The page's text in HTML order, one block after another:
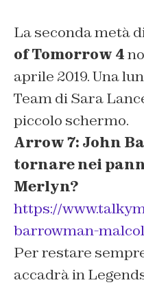
La seconda metà
of Tomorrow 4
aprile 2019. Una
Team di Sara
piccolo schermo.
Arrow 7: John
tornare nei
Merlyn?
https://
barrowman-
Per restare
accadrà in